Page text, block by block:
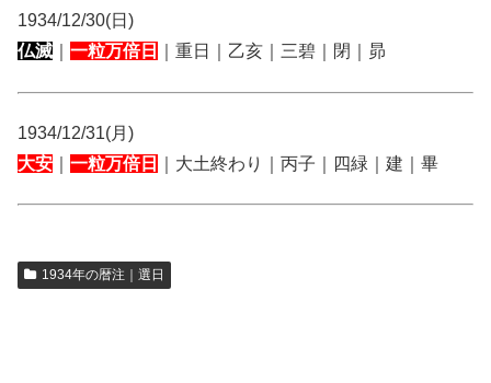
1934/12/30(日)
仏滅
一粒万倍日 ｜重日｜乙亥｜三碧｜閉｜昴
1934/12/31(月)
大安
一粒万倍日 ｜大土終わり｜丙子｜四緑｜建｜畢
1934年の暦注｜選日